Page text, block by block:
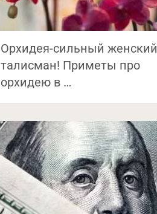
Орхидея-сильный женский
талисман! Приметы про
орхидею в …